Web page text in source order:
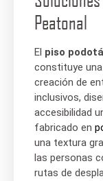
Peatonal
El piso
constituye
creación de
inclusivos,
accesibilidad
fabricado en
una textura
las personas
rutas de